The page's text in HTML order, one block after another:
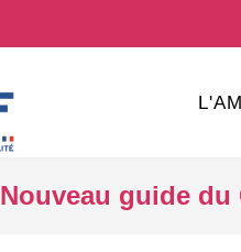
Nouveau guide du